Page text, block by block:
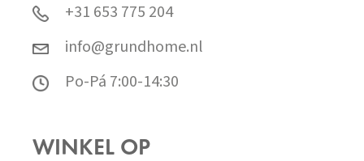
+31 653 775 204
info@grundhome.nl
Po-Pá 7:00-14:30
WINKEL OP